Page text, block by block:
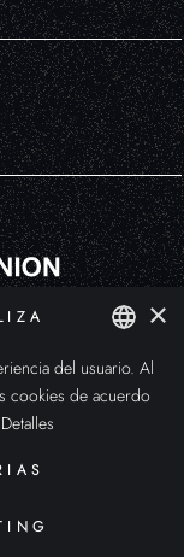
Exportación ICEX-Next, y ha contado
de este apoyo es el desarrollo
SPANISH
×
del usuario. Al
cookies de acuerdo
Detalles